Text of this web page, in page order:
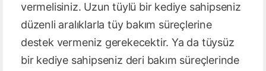
vermelisiniz. Uzun tüylü bir kediye sahipseniz
düzenli aralıklarla tüy bakım süreçlerine
destek vermeniz gerekecektir. Ya da tüysüz
bir kediye sahipseniz deri bakım süreçlerinde